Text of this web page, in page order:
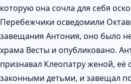
которую она сочла для себя
Перебежчики осведомили
завещания Антония, оно было
храма Весты и опубликовано.
признавал Клеопатру женой,
законными детьми, и завещал